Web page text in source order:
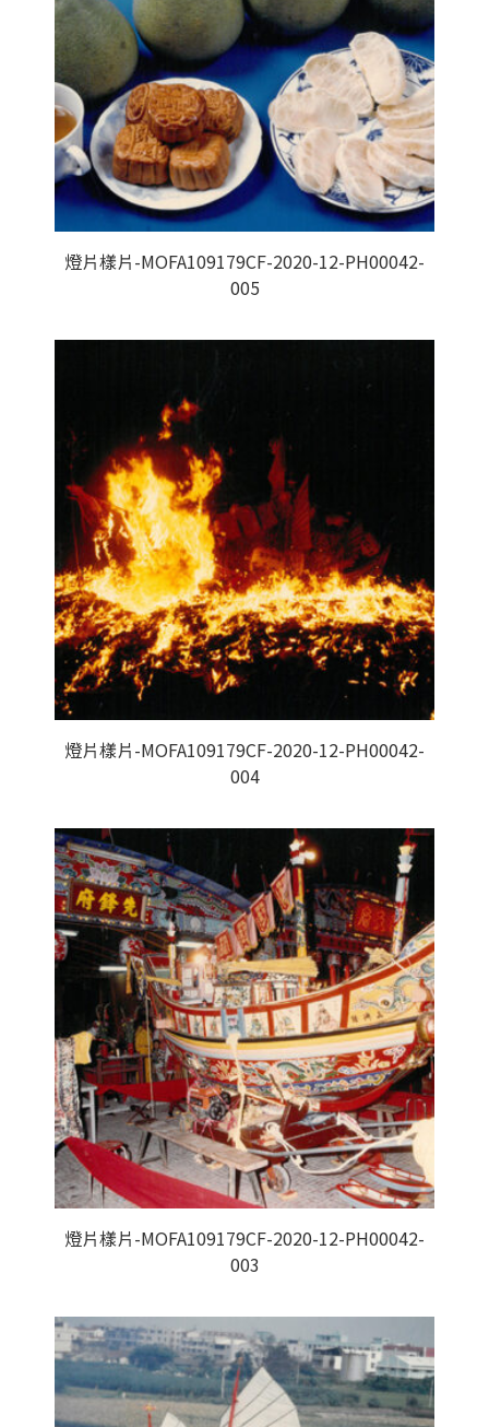
燈片樣片-MOFA109179CF-2020-12-PH00042-
005
燈片樣片-MOFA109179CF-2020-12-PH00042-
004
燈片樣片-MOFA109179CF-2020-12-PH00042-
003